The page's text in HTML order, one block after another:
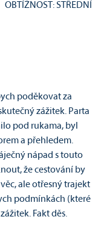
OBTÍŽNOST: STŘEDNÍ
poděkovat za
zážitek. Parta
pod rukama, byl
a přehledem.
nápad s touto
že cestování by
ale otřesný trajekt
podmínkách (které
Fakt děs.